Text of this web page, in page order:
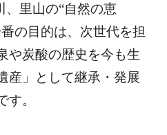
、里山の“自然の恵
の目的は、次世代を担
や炭酸の歴史を今も生
産」として継承・発展
す。